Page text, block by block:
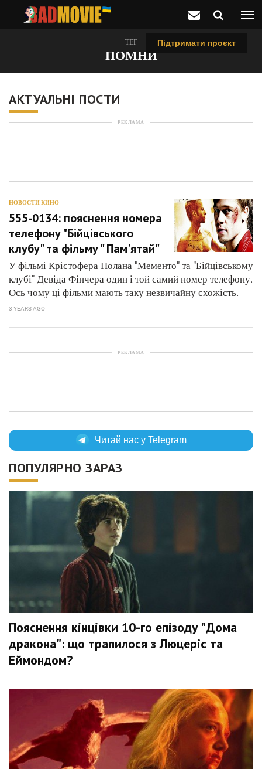
Підтримати проєкт
ТЕГ
ПОМНИ
АКТУАЛЬНІ ПОСТИ
РЕКЛАМА
НОВОСТИ КИНО
555-0134: пояснення номера
телефону "Бійцівського
клубу" та фільму " Пам'ятай"
У фільмі Крістофера Нолана "Мементо" та "Бійцівському
клубі" Девіда Фінчера один і той самий номер телефону.
Ось чому ці фільми мають таку незвичайну схожість.
3 YEARS AGO
РЕКЛАМА
Читай нас у Telegram
ПОПУЛЯРНО ЗАРАЗ
Пояснення кінцівки 10-го епізоду "Дома
дракона": що трапилося з Люцеріс та
Еймондом?